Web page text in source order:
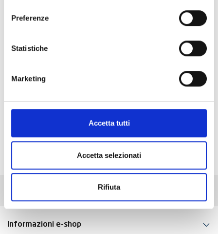
Preferenze
Statistiche
Marketing
Accetta tutti
Accetta selezionati
Rifiuta
Torna all'inizio
Informazioni e-shop